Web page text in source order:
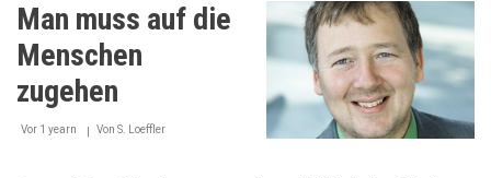
Man muss auf die
Menschen
zugehen
Vor 1 yearn Von S. Loeffler